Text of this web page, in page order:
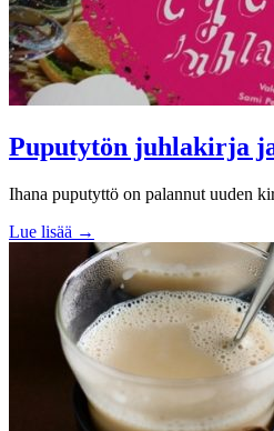
Puputytön juhlakirja
Ihana puputyttö on palannut uuden
Lue lisää →